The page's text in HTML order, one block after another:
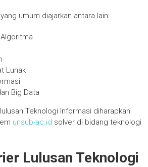
umum diajarkan antara lain:
Lunak
Big Data
Teknologi Informasi diharapkan
unsub-ac.id solver di bidang teknologi
Lulusan Teknologi